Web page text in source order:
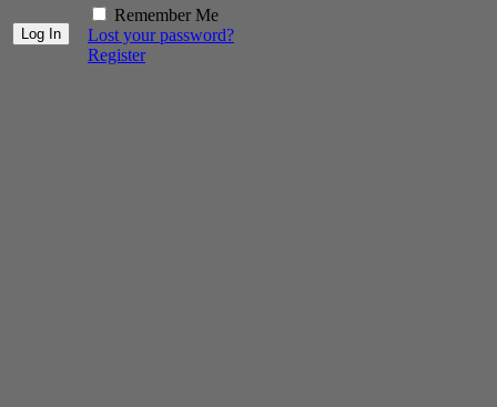
Remember Me
Lost your password?
Register